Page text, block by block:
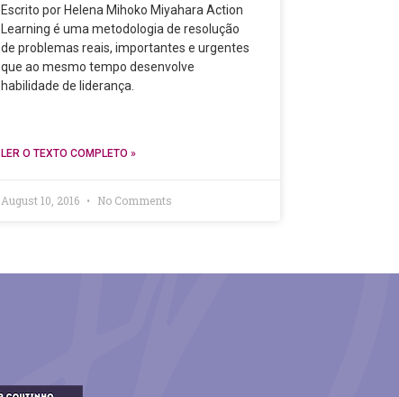
Escrito por Helena Mihoko Miyahara Action
Learning é uma metodologia de resolução
de problemas reais, importantes e urgentes
que ao mesmo tempo desenvolve
habilidade de liderança.
LER O TEXTO COMPLETO »
August 10, 2016 No Comments